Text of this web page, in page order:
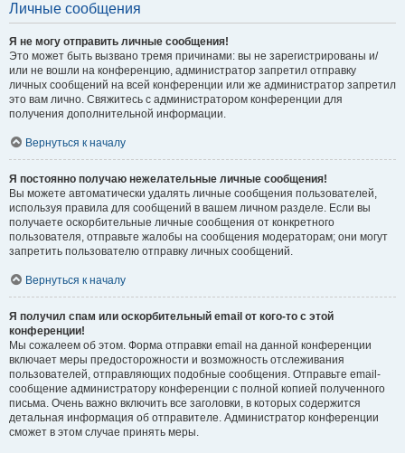
Личные сообщения
Я не могу отправить личные сообщения!
Это может быть вызвано тремя причинами: вы не зарегистрированы и/
или не вошли на конференцию, администратор запретил отправку
личных сообщений на всей конференции или же администратор запретил
это вам лично. Свяжитесь с администратором конференции для
получения дополнительной информации.
Вернуться к началу
Я постоянно получаю нежелательные личные сообщения!
Вы можете автоматически удалять личные сообщения пользователей,
используя правила для сообщений в вашем личном разделе. Если вы
получаете оскорбительные личные сообщения от конкретного
пользователя, отправьте жалобы на сообщения модераторам; они могут
запретить пользователю отправку личных сообщений.
Вернуться к началу
Я получил спам или оскорбительный email от кого-то с этой
конференции!
Мы сожалеем об этом. Форма отправки email на данной конференции
включает меры предосторожности и возможность отслеживания
пользователей, отправляющих подобные сообщения. Отправьте email-
сообщение администратору конференции с полной копией полученного
письма. Очень важно включить все заголовки, в которых содержится
детальная информация об отправителе. Администратор конференции
сможет в этом случае принять меры.